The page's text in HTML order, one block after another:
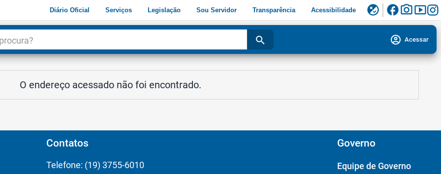
Diário Oficial Serviços Legislação Sou Servidor Transparência Acessibilidade flaky facebookphoto_camerasmart_display
search account_circle Acessar
O endereço acessado não foi encontrado.
Contatos
Telefone: (19) 3755-6010
Governo
Equipe de Governo